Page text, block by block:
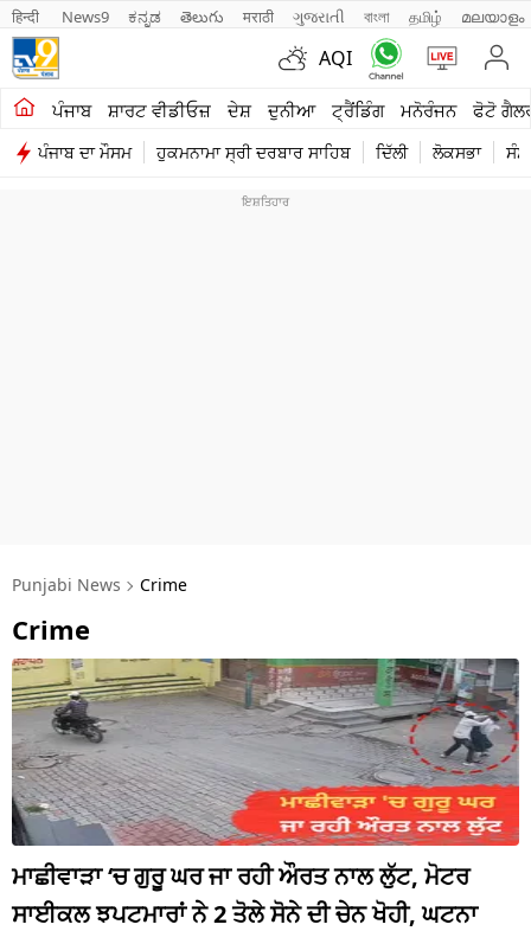
हिन्दी News9 ಕನ್ನಡ తెలుగు मराठी ગુજરાતી বাংলা தமிழ் മലയാളം
AQI
ਪੰਜਾਬ ਸ਼ਾਰਟ ਵੀਡੀਓਜ਼ ਦੇਸ਼ ਦੁਨੀਆ ਟ੍ਰੈਂਡਿੰਗ ਮਨੋਰੰਜਨ ਫੋਟੋ
ਪੰਜਾਬ ਦਾ ਮੌਸਮ ਹੁਕਮਨਾਮਾ ਸ੍ਰੀ ਦਰਬਾਰ ਸਾਹਿਬ ਦਿੱਲੀ ਲੋਕਸਭਾ
ਖੇਤੀਬਾੜੀ
ਸ਼ਾਰਟ ਵੀਡੀਓਜ਼
ਖੇਡਾਂ
ਟੈਕਨੋਲਜੀ
ਟ੍ਰੈਂਡਿੰਗ
ਮੌਸਮ
ਦੁਨੀਆ
ਚੋਣਾਂ 2026
Punjabi News Crime
Crime
ਮਾਛੀਵਾੜਾ ‘ਚ ਗੁਰੂ ਘਰ ਜਾ ਰਹੀ ਔਰਤ ਨਾਲ ਲੁੱਟ, ਮੋਟਰ
ਸਾਈਕਲ ਝਪਟਮਾਰਾਂ ਨੇ 2 ਤੋਲੇ ਸੋਨੇ ਦੀ ਚੇਨ ਖੋਹੀ, ਘਟਨਾ